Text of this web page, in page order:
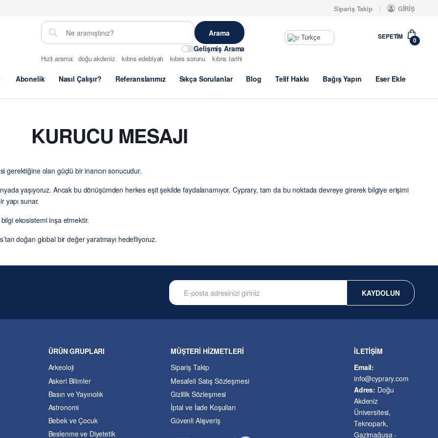
Sipariş Takip GİRİŞ
Türkçe
Gelişmiş Arama
Hızlı arama: doğu akdeniz kıbrıs edebiyatı kıbrıs sorunu kıbrıs tarihi
SEPETIM 0
Abonelik Nasıl Çalışır? Referanslarımız Sıkça Sorulanlar Blog Telif Hakkı Bağış Yapın Eser Ekle
KURUCU MESAJI
gerektiğine olan güçlü bir inancın sonucudur.
yaşıyoruz. Ancak bu dönüşümden herkes eşit şekilde faydalanamıyor. Cyprary, tam da bu noktada devreye girerek bilgiye erişimi
yapı sunar.
ekosistemi inşa etmektir.
doğan global bir değer yaratmayı hedefliyoruz.
KAYDOLUN
ÜRÜN GRUPLARI
Arkeoloji
Askeri Bilimler
Basın ve Yayıncılık
Astronomi
Bebek ve Çocuk
Beslenme ve Diyetetik
MÜŞTERİ HİZMETLERİ
Sipariş Takip
Mesafeli Satış Sözleşmesi
Gizlilik Sözleşmesi
İptal ve İade Koşulları
Güvenli Alışveriş
İLETİŞİM
Email:
info@cyprary.com
Adres: Doğu
Akdeniz
Üniversitesi,
Teknopark,
Gazimağusa -